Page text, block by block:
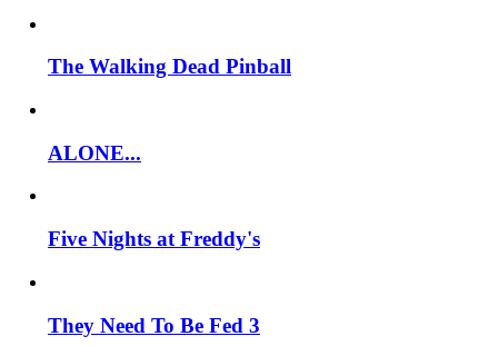
The Walking Dead Pinball
ALONE...
Five Nights at Freddy's
They Need To Be Fed 3